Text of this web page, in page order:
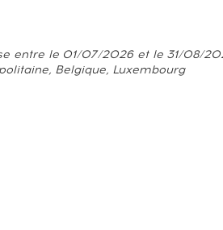
entre le 01/07/2026 et le 31/08/
Belgique, Luxembourg